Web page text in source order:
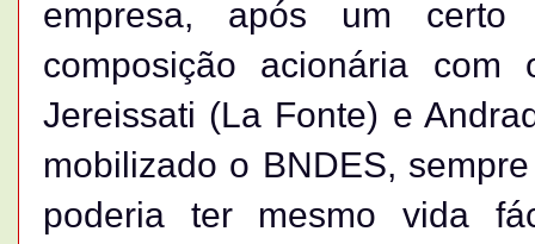
empresa, após um certo
composição acionária
Jereissati (La Fonte) e
mobilizado o BNDES,
poderia ter mesmo vida